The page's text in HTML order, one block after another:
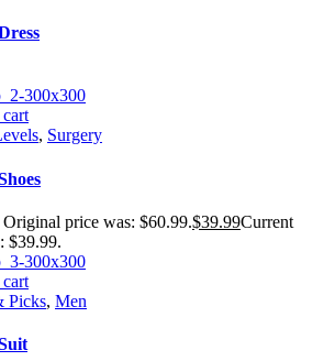
, Surgery
Original price was: $60.99.$39.99Current
$39.99.
Picks, Men